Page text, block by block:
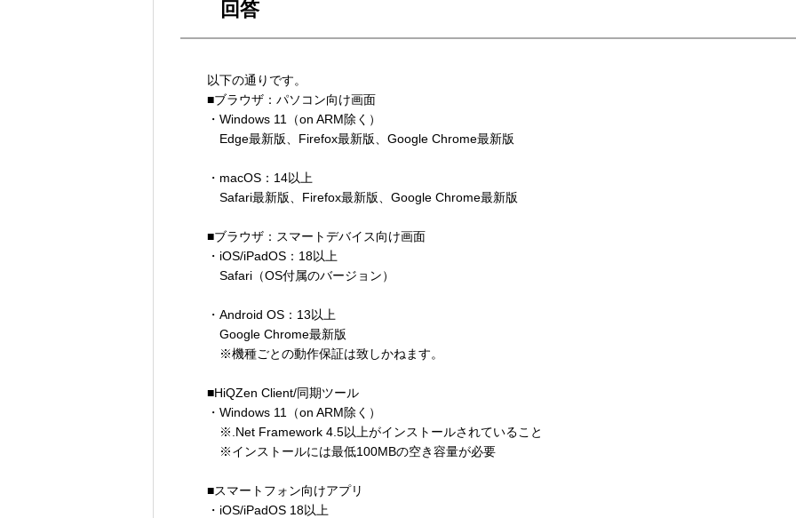
回答
以下の通りです。
■ブラウザ：パソコン向け画面
・Windows 11（on ARM除く）
Edge最新版、Firefox最新版、Google Chrome最新版
・macOS：14以上
Safari最新版、Firefox最新版、Google Chrome最新版
■ブラウザ：スマートデバイス向け画面
・iOS/iPadOS：18以上
Safari（OS付属のバージョン）
・Android OS：13以上
Google Chrome最新版
※機種ごとの動作保証は致しかねます。
■HiQZen Client/同期ツール
・Windows 11（on ARM除く）
※.Net Framework 4.5以上がインストールされていること
※インストールには最低100MBの空き容量が必要
■スマートフォン向けアプリ
・iOS/iPadOS 18以上